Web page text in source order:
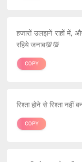
हजारों उलझनें राहों में,
रहिये जनाब💯💯
COPY
रिश्ता होने से रिश्ता नहीं
COPY